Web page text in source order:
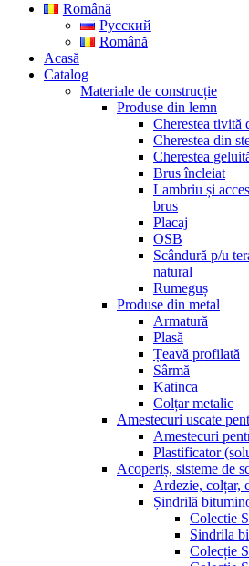
Română
Русский
Română
Acasă
Catalog
Materiale de construcție
Produse din lemn
Cherestea tivită
Cherestea din
Cherestea
Brus încleiat
Lambriu și
brus
Placaj
OSB
Scândură p/u
natural
Rumeguș
Produse din metal
Armatură
Plasă
Țeavă profilată
Sârmă
Katinca
Colțar metalic
Amestecuri uscate
Amestecuri
Plastificator
Acoperiș, sisteme de
Ardezie, colțar,
Șindrilă
Colectie
Sindrila
Colecție